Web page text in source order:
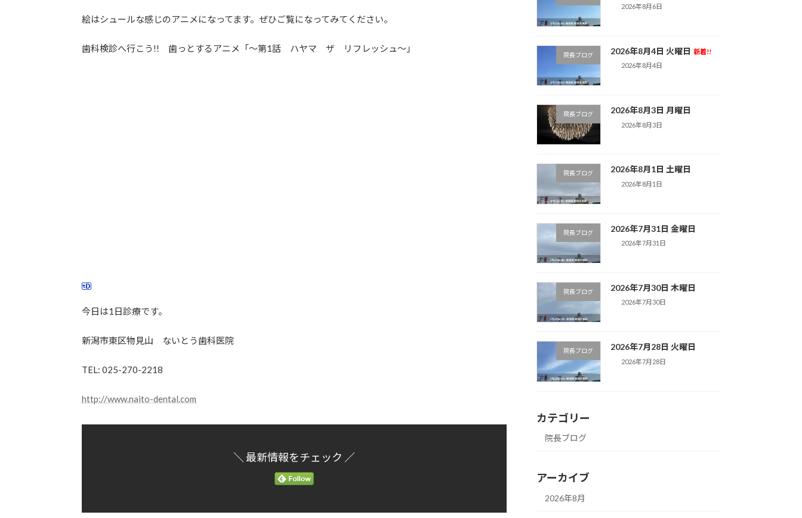
絵はシュールな感じのアニメになってます。ぜひご覧になってみてください。
歯科検診へ行こう!! 歯っとするアニメ「～第1話 ハヤマ ザ リフレッシュ～」
今日は1日診療です。
新潟市東区物見山 ないとう歯科医院
TEL: 025-270-2218
http://www.naito-dental.com
＼ 最新情報をチェック ／
2026年8月6日
院長ブログ 2026年8月4日 火曜日 新着!!
2026年8月4日
院長ブログ 2026年8月3日 月曜日
2026年8月3日
院長ブログ 2026年8月1日 土曜日
2026年8月1日
院長ブログ 2026年7月31日 金曜日
2026年7月31日
院長ブログ 2026年7月30日 木曜日
2026年7月30日
院長ブログ 2026年7月28日 火曜日
2026年7月28日
カテゴリー
院長ブログ
アーカイブ
2026年8月